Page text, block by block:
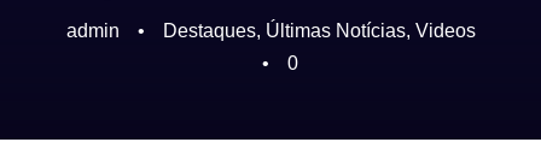
admin • Destaques, Últimas Notícias, Videos
•
0